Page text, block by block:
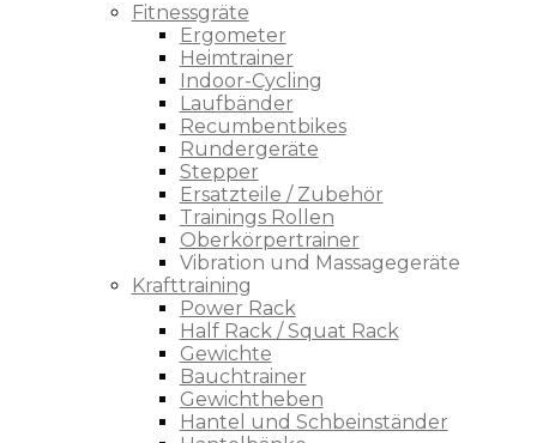
Fitnessgräte
Ergometer
Heimtrainer
Indoor-Cycling
Laufbänder
Recumbentbikes
Rundergeräte
Stepper
Ersatzteile / Zubehör
Trainings Rollen
Oberkörpertrainer
Vibration und Massagegeräte
Krafttraining
Power Rack
Half Rack / Squat Rack
Gewichte
Bauchtrainer
Gewichtheben
Hantel und Schbeinständer